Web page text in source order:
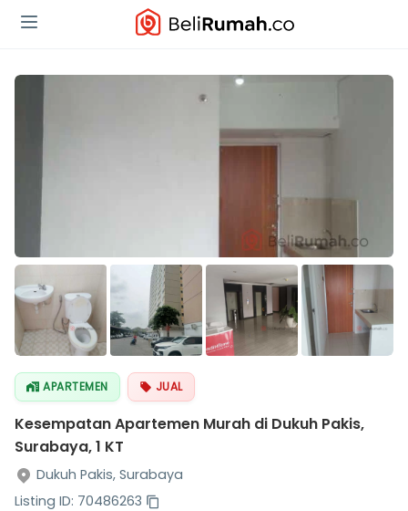
APARTEMEN JUAL
Kesempatan Apartemen Murah di Dukuh Pakis,
Surabaya, 1 KT
Dukuh Pakis, Surabaya
Listing ID: 70486263